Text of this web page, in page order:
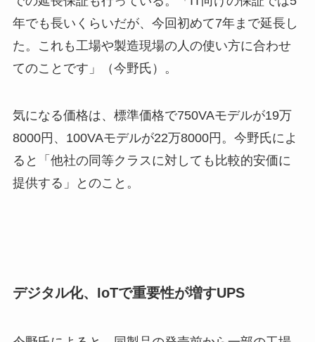
年でも長いくらいだが、今回初めて7年まで延長し
た。これも工場や製造現場の人の使い方に合わせ
てのことです」（今野氏）。
気になる価格は、標準価格で750VAモデルが19万
8000円、100VAモデルが22万8000円。今野氏によ
ると「他社の同等クラスに対しても比較的安価に
提供する」とのこと。
デジタル化、IoTで重要性が増すUPS